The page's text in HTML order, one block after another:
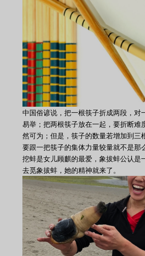
中国俗谚说，把一根筷子折成两段，对
易举；把两根筷子放在一起，要折断难
然可为；但是，筷子的数量若增加到三
要跟一把筷子的集体力量较量就不是那
挖蚌是女儿顾麒的最爱，象拔蚌公认是
去觅象拔蚌，她的精神就来了。